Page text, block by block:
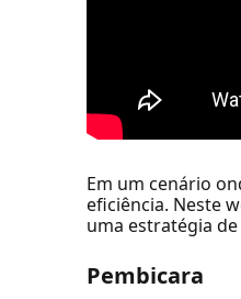
Em um cenário
eficiência. Neste
uma estratégia
Pembicara